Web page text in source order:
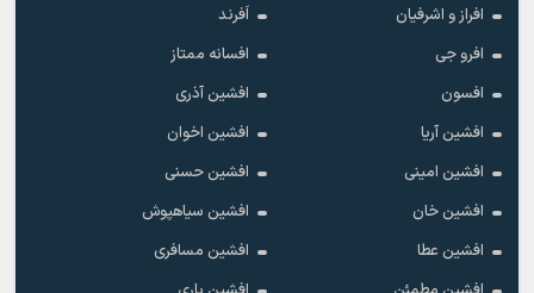
افراز و اشرفیان
اَفرند
افرو جی
افسانه ممتاز
افسون
افشین آذری
افشین آریا
افشین اخوان
افشین امینی
افشین حسنی
افشین خان
افشین سیاهپوش
افشین عطا
افشین مسافری